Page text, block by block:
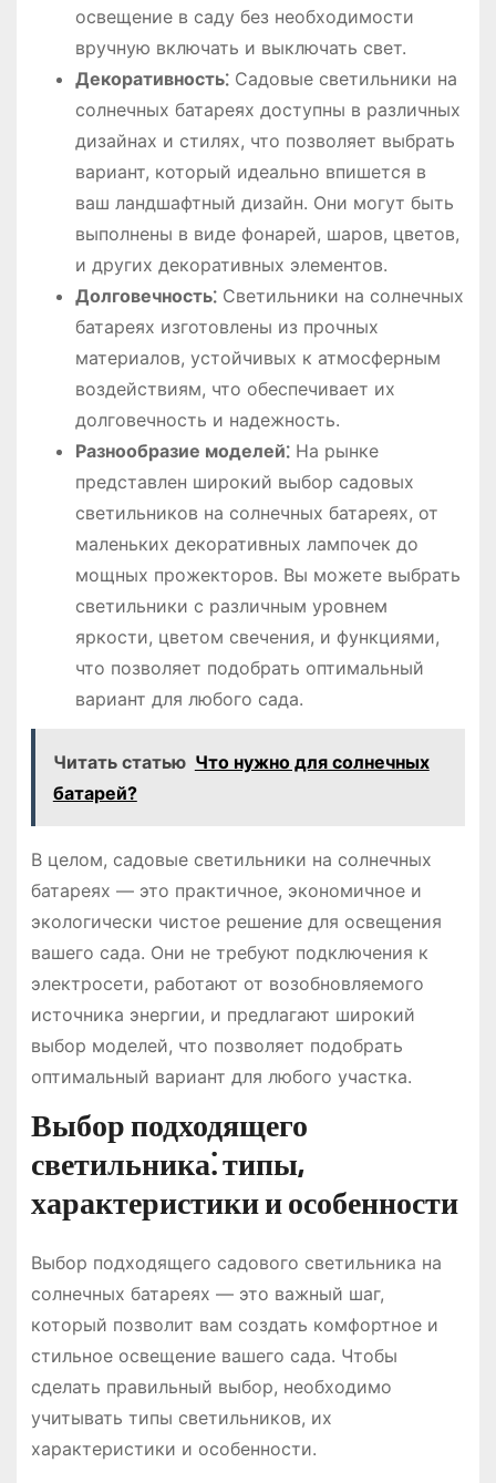
освещение в саду без необходимости
вручную включать и выключать свет.
Декоративность⁚Садовые светильники на
солнечных батареях доступны в различных
дизайнах и стилях, что позволяет выбрать
вариант, который идеально впишется в
ваш ландшафтный дизайн. Они могут быть
выполнены в виде фонарей, шаров, цветов,
и других декоративных элементов.
Долговечность⁚Светильники на солнечных
батареях изготовлены из прочных
материалов, устойчивых к атмосферным
воздействиям, что обеспечивает их
долговечность и надежность.
Разнообразие моделей⁚На рынке
представлен широкий выбор садовых
светильников на солнечных батареях, от
маленьких декоративных лампочек до
мощных прожекторов. Вы можете выбрать
светильники с различным уровнем
яркости, цветом свечения, и функциями,
что позволяет подобрать оптимальный
вариант для любого сада.
Читать статью Что нужно для солнечных
батарей?
В целом, садовые светильники на солнечных
батареях ― это практичное, экономичное и
экологически чистое решение для освещения
вашего сада. Они не требуют подключения к
электросети, работают от возобновляемого
источника энергии, и предлагают широкий
выбор моделей, что позволяет подобрать
оптимальный вариант для любого участка.
Выбор подходящего
светильника⁚ типы,
характеристики и особенности
Выбор подходящего садового светильника на
солнечных батареях ― это важный шаг,
который позволит вам создать комфортное и
стильное освещение вашего сада. Чтобы
сделать правильный выбор, необходимо
учитывать типы светильников, их
характеристики и особенности.